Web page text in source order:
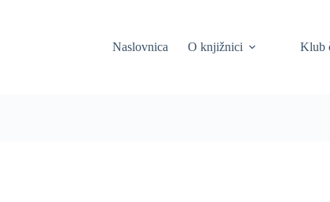
Naslovnica
O knjižnici Klub